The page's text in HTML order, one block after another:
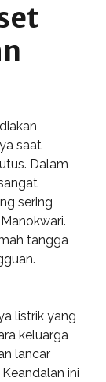
saat
Dalam
sering
tangga
listrik yang
keluarga
lancar
ini